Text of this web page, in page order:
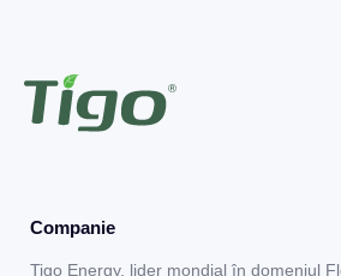
Companie
Tigo Energy, lider mondial în domeniul